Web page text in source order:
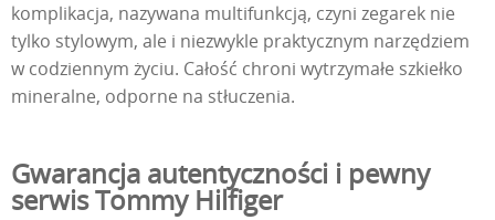
komplikacja, nazywana multifunkcją, czyni zegarek nie
tylko stylowym, ale i niezwykle praktycznym narzędziem
w codziennym życiu. Całość chroni wytrzymałe szkiełko
mineralne, odporne na stłuczenia.
Gwarancja autentyczności i pewny
serwis Tommy Hilfiger